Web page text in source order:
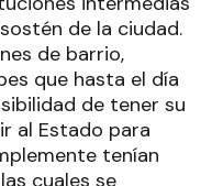
de la ciudad.
de barrio,
que hasta el día
de tener su
al Estado para
tenían
cuales se